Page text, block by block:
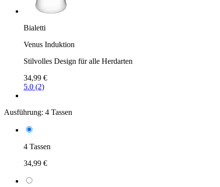
Bialetti
Venus Induktion
Stilvolles Design für alle Herdarten
34,99 €
5.0 (2)
Ausführung: 4 Tassen
4 Tassen
34,99 €